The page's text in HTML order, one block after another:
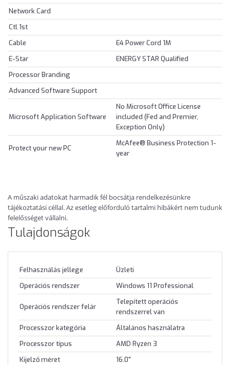
Network Card
Ctl 1st
Cable
E4 Power Cord 1M
E-Star
ENERGY STAR Qualified
Processor Branding
Advanced Software Support
Microsoft Application Software
No Microsoft Office License
included (Fed and Premier,
Exception Only)
Protect your new PC
McAfee® Business Protection 1-
year
A műszaki adatokat harmadik fél bocsátja rendelkezésünkre
tájékoztatási céllal. Az esetleg előforduló tartalmi hibákért nem tudunk
felelősséget vállalni.
Tulajdonságok
Felhasználás jellege
Üzleti
Operációs rendszer
Windows 11 Professional
Operációs rendszer felár
Telepített operációs
rendszerrel van
Processzor kategória
Általános használatra
Processzor típus
AMD Ryzen 3
Kijelző méret
16.0"